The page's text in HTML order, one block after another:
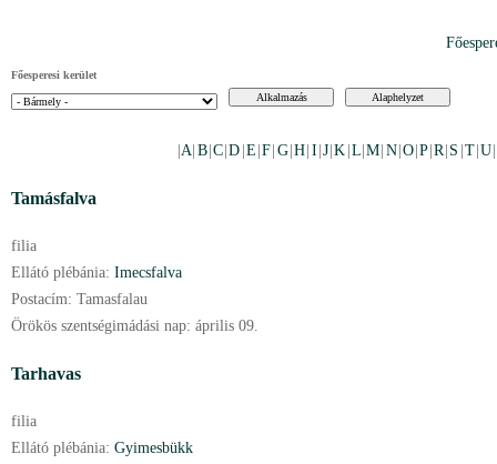
Főesperesi kerület
|A B C |D E |F G |H I J |K L |M N |O |P R S T |U
Tamásfalva
filia
Ellátó plébánia: Imecsfalva
Postacím: Tamasfalau
Örökös szentségimádási nap: április 09.
Tarhavas
filia
Ellátó plébánia: Gyimesbükk